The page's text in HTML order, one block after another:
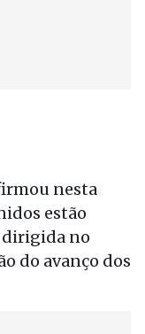
nesta
estão
dirigida no
do avanço dos